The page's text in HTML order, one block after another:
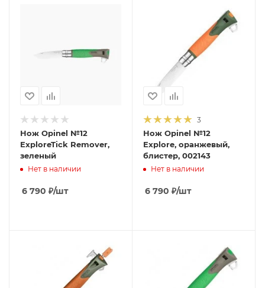
Нож Opinel №12
ExploreTick Remover,
зеленый
Нет в наличии
6 790 ₽/шт
3
Нож Opinel №12
Explore, оранжевый,
блистер, 002143
Нет в наличии
6 790 ₽/шт